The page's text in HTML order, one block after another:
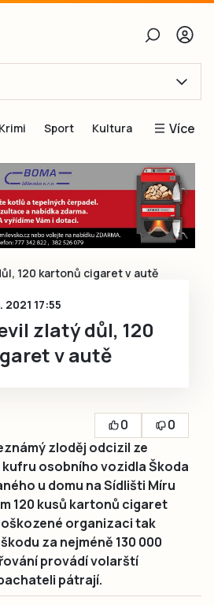
Obnovit heslo
Přihlásit se
se přes Facebook
účet, chci se
Krimi Sport Kultura Více
Blogy
Inspirace
Čtenáři píší
Speciální přílohy
120 kartonů cigaret v autě
2021 17:55
zlatý důl, 120
v autě
0
0
zloděj odcizil ze
osobního vozidla Škoda
u domu na Sídlišti Míru
120 kusů kartonů cigaret
organizaci tak
za nejméně 130 000
provádí volarští
pátrají.